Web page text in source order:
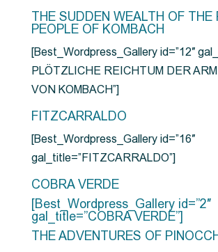
THE SUDDEN WEALTH OF THE
PEOPLE OF KOMBACH
[Best_Wordpress_Gallery id=”12″
PLÖTZLICHE REICHTUM DER
VON KOMBACH”]
FITZCARRALDO
[Best_Wordpress_Gallery id=”16″
gal_title=”FITZCARRALDO”]
COBRA VERDE
[Best_Wordpress_Gallery id=”2″
gal_title=”COBRA VERDE”]
THE ADVENTURES OF